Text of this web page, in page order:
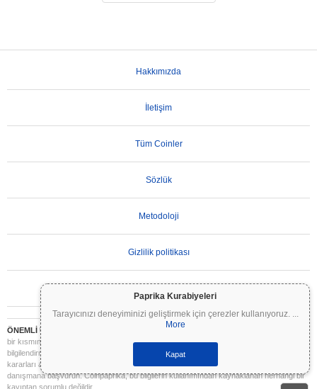
Paprika Kurabiyeleri
Tarayıcınızı deneyiminizi geliştirmek için çerezler kullanıyoruz. ...
More
Kapat
Hakkımızda
İletişim
Tüm Coinler
Sözlük
Metodoloji
Gizlilik politikası
ÖNEMLİ UYARI:
Kripto paralar son derece volatildir ve önemli riskler içerir. Yatırımınızın
bir kısmını veya tamamını kaybedebilirsiniz. Coinpaprika üzerindeki tüm bilgiler yalnızca
bilgilendirme amaçlıdır ve finansal veya yatırım tavsiyesi niteliği taşımaz. Yatırım
kararları almadan önce daima kendi araştırmanızı yapın (DYOR) ve nitelikli bir finansal
danışmana başvurun. Coinpaprika, bu bilgilerin kullanımından kaynaklanan herhangi bir
kayıptan sorumlu değildir.